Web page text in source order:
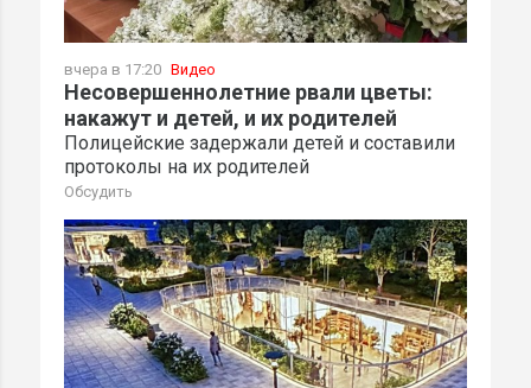
вчера в 17:20 Видео
Несовершеннолетние рвали цветы:
накажут и детей, и их родителей
Полицейские задержали детей и составили
протоколы на их родителей
Обсудить